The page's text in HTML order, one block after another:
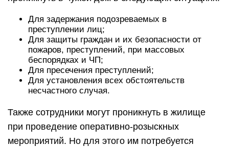
Для задержания подозреваемых в
преступлении лиц;
Для защиты граждан и их безопасности от
пожаров, преступлений, при массовых
беспорядках и ЧП;
Для пресечения преступлений;
Для установления всех обстоятельств
несчастного случая.
Также сотрудники могут проникнуть в жилище
при проведение оперативно-розыскных
мероприятий. Но для этого им потребуется